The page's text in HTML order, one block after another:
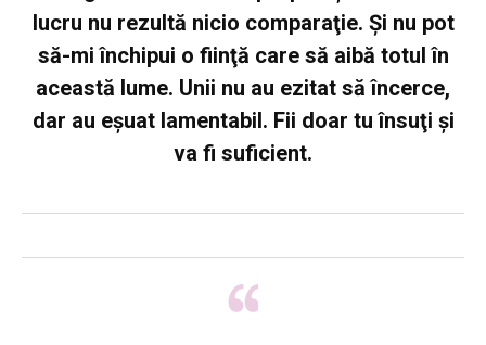
lucru nu rezultă nicio comparaţie. Şi nu pot
să-mi închipui o fiinţă care să aibă totul în
această lume. Unii nu au ezitat să încerce,
dar au eşuat lamentabil. Fii doar tu însuţi şi
va fi suficient.